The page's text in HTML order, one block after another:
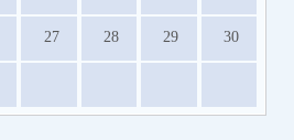
27 28 29 30